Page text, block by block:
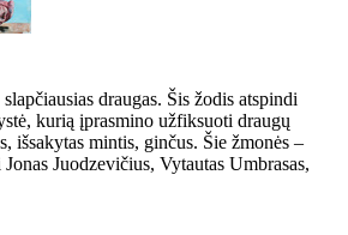
draugas. Šis žodis atspindi
kurią įprasmino užfiksuoti draugų
mintis, ginčus. Šie žmonės –
Juodzevičius, Vytautas Umbrasas,